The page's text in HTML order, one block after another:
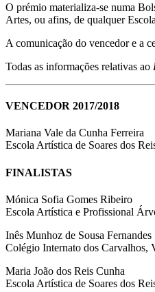
O prémio materializa-se numa
Artes, ou afins, de qualquer
A comunicação do vencedor e a
Todas as informações relativas ao
VENCEDOR 2017/2018
Mariana Vale da Cunha Ferreira
Escola Artística de Soares dos
FINALISTAS
Mónica Sofia Gomes Ribeiro
Escola Artística e Profissional
Inês Munhoz de Sousa Fernandes
Colégio Internato dos Carvalhos,
Maria João dos Reis Cunha
Escola Artística de Soares dos